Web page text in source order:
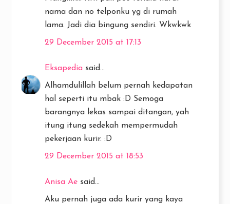
nama dan no telponku yg di rumah
lama. Jadi dia bingung sendiri. Wkwkwk
29 December 2015 at 17:13
Eksapedia said...
Alhamdulillah belum pernah kedapatan
hal seperti itu mbak :D Semoga
barangnya lekas sampai ditangan, yah
itung itung sedekah mempermudah
pekerjaan kurir. :D
29 December 2015 at 18:53
Anisa Ae said...
Aku pernah juga ada kurir yang kaya